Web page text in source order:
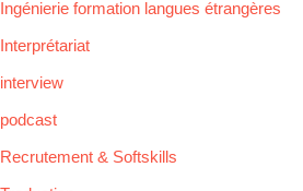
Ingénierie formation langues étrangères
Interprétariat
interview
podcast
Recrutement & Softskills